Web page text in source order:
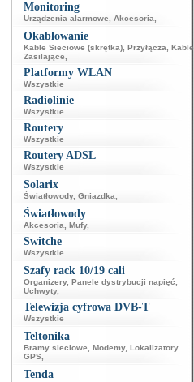
Monitoring
Urządzenia alarmowe Akcesoria
Okablowanie
Kable Sieciowe (skrętka) Przyłącza
Kable
Zasilające
Platformy WLAN
Wszystkie
Radiolinie
Wszystkie
Routery
Wszystkie
Routery ADSL
Wszystkie
Solarix
Światłowody, Gniazdka
Światłowody
Akcesoria Mufy,
Switche
Wszystkie
Szafy rack 10/19 cali
Organizery, Panele dystrybucji napięć
Uchwyty,
Telewizja cyfrowa DVB-T
Wszystkie
Teltonika
Bramy sieciowe Modemy, Lokalizatory
GPS
Tenda